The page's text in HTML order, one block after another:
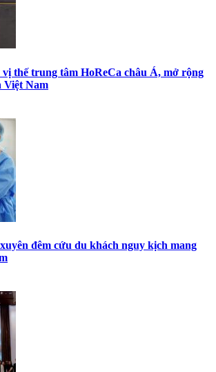
thế trung tâm HoReCa châu Á, mở rộng
Việt Nam
đêm cứu du khách nguy kịch mang